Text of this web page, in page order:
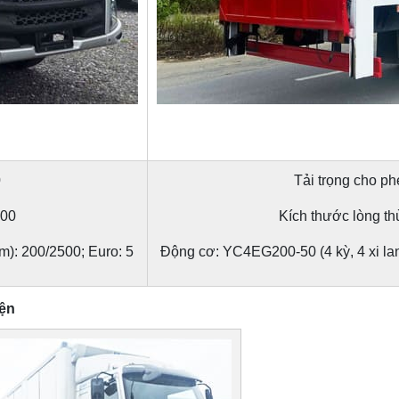
200/2500; Euro: 5
Tải trọng cho
Kích thước lòng
Động cơ: YC4EG200-50 (4 kỳ, 4 xi